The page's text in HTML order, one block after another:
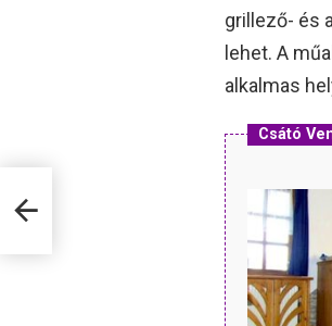
grillező- és
lehet. A
alkalmas
Csátó